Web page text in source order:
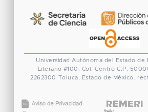
Universidad Autónoma del Estado de
Literario #100. Col. Centro C.P.
2262300 Toluca, Estado de México.